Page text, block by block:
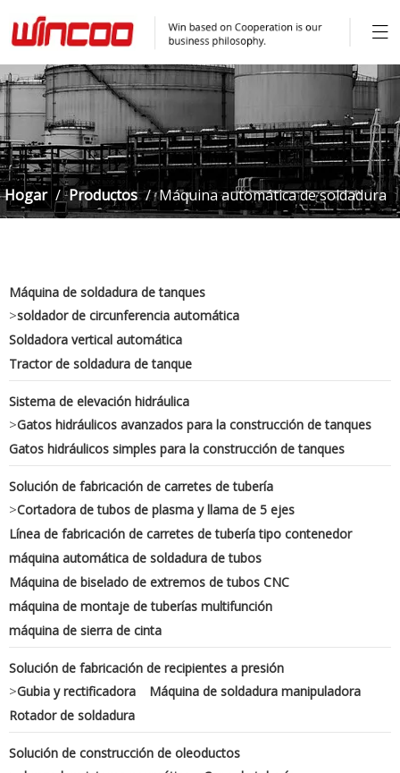
Hogar / Productos / Máquina automática de soldadura
de filete a tope para tanque
Máquina de soldadura de tanques
>soldador de circunferencia automática
Soldadora vertical automática
Tractor de soldadura de tanque
Sistema de elevación hidráulica
>Gatos hidráulicos avanzados para la construcción de tanques
Gatos hidráulicos simples para la construcción de tanques
Solución de fabricación de carretes de tubería
>Cortadora de tubos de plasma y llama de 5 ejes
Línea de fabricación de carretes de tubería tipo contenedor
máquina automática de soldadura de tubos
Máquina de biselado de extremos de tubos CNC
máquina de montaje de tuberías multifunción
máquina de sierra de cinta
Solución de fabricación de recipientes a presión
>Gubia y rectificadora
Máquina de soldadura manipuladora
Rotador de soldadura
Solución de construcción de oleoductos